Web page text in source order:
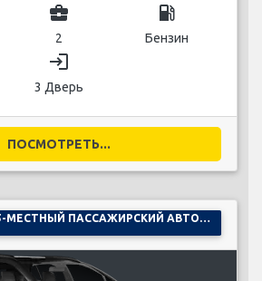
business_center
2
local_gas_station
Бензин
login
3 Дверь
ПОСМОТРЕТЬ...